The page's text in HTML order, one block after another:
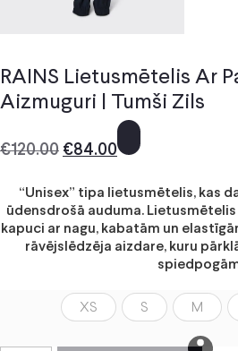
RAINS Lietusmētelis Ar
Aizmuguri | Tumši Zils
€120.00 €84.00
“Unisex” tipa lietusmētelis, kas
ūdensdrošā auduma.
kapuci ar nagu, kabatām un
rāvējslēdzēja aizdare, kuru
XS S M